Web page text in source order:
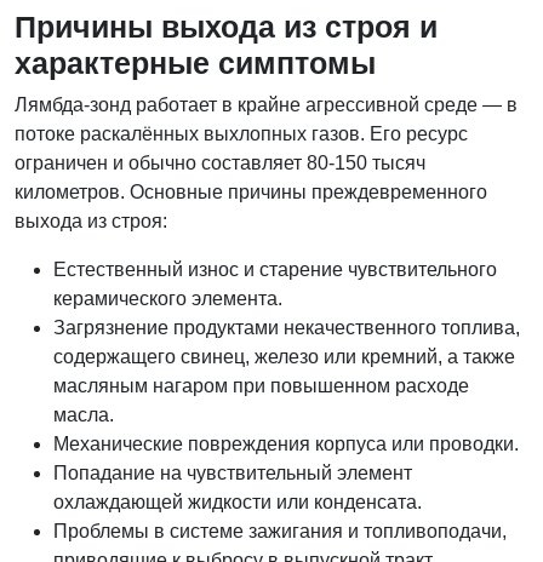
Причины выхода из строя и
характерные симптомы
Лямбда-зонд работает в крайне агрессивной среде — в
потоке раскалённых выхлопных газов. Его ресурс
ограничен и обычно составляет 80-150 тысяч
километров. Основные причины преждевременного
выхода из строя:
Естественный износ и старение чувствительного
керамического элемента.
Загрязнение продуктами некачественного топлива,
содержащего свинец, железо или кремний, а также
масляным нагаром при повышенном расходе
масла.
Механические повреждения корпуса или проводки.
Попадание на чувствительный элемент
охлаждающей жидкости или конденсата.
Проблемы в системе зажигания и топливоподачи,